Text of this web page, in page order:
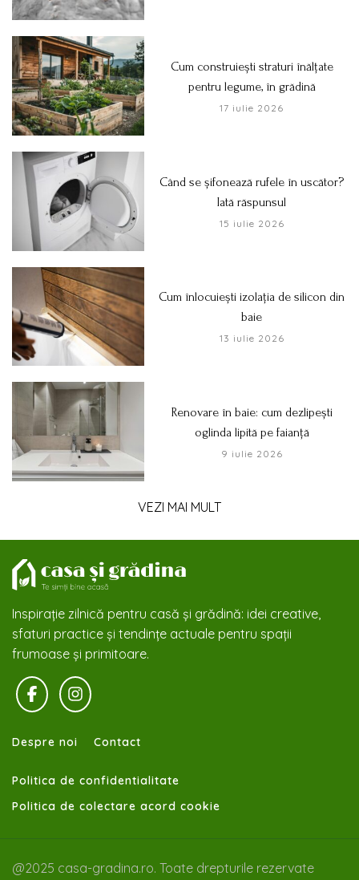
Cum construiești straturi înălțate
pentru legume, în grădină
17 iulie 2026
Când se șifonează rufele în uscător?
Iată răspunsul
15 iulie 2026
Cum înlocuiești izolația de silicon din
baie
13 iulie 2026
Renovare în baie: cum dezlipești
oglinda lipită pe faianță
9 iulie 2026
VEZI MAI MULT
Inspirație zilnică pentru casă și grădină: idei creative,
sfaturi practice și tendințe actuale pentru spații
frumoase și primitoare.
Despre noi Contact
Politica de confidentialitate
Politica de colectare acord cookie
@2025 casa-gradina.ro. Toate drepturile rezervate